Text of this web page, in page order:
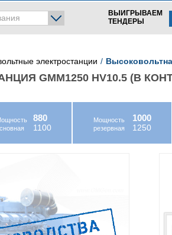
ВЫИГРЫВАЕМ
ТЕНДЕРЫ
электростанции
GMM1250 HV10.5 (В
880
1100
Мощность
резервная
1000
1250